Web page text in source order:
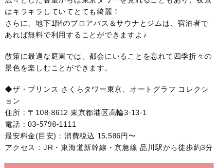
はキラキラしていてとても綺麗！
さらに、地下1階のブロアバス＆サウナとジムは、宿泊者で
あれば無料で利用することができますよ♪
散策に最適な庭園では、都会にいることを忘れて四季折々の
景色を楽しむことができます。
◆ザ・プリンス さくらタワー東京、オートグラフ コレクシ
ョン
住所：〒108-8612 東京都港区高輪3-13-1
電話：03-5798-1111
最安料金(目安)：消費税込 15,586円〜
アクセス：JR・東海道新幹線・京急線 品川駅から徒歩約3分